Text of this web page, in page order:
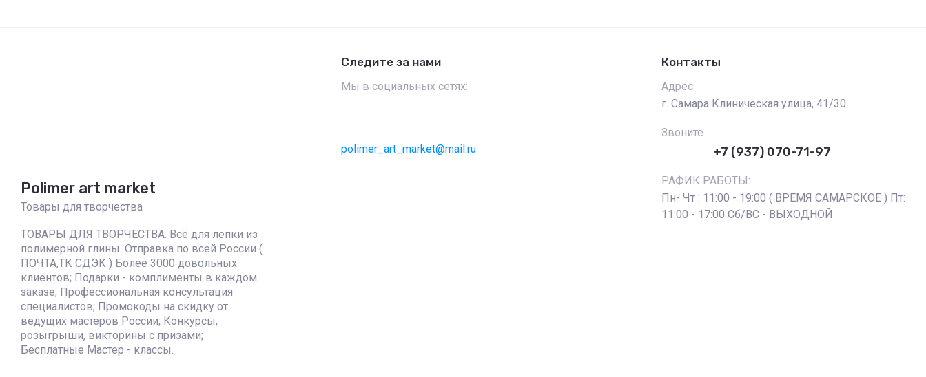
Polimer art market
Товары для творчества
ТОВАРЫ ДЛЯ ТВОРЧЕСТВА. Всё для лепки из
полимерной глины. Отправка по всей России (
ПОЧТА,ТК СДЭК ) Более 3000 довольных
клиентов; Подарки - комплименты в каждом
заказе; Профессиональная консультация
специалистов; Промокоды на скидку от
ведущих мастеров России; Конкурсы,
розыгрыши, викторины с призами;
Бесплатные Мастер - классы.
Следите за нами
Мы в социальных сетях:
polimer_art_market@mail.ru
Контакты
Адрес
г. Самара Клиническая улица, 41/30
Звоните
+7 (937) 070-71-97
РАФИК РАБОТЫ:
Пн- Чт : 11:00 - 19:00 ( ВРЕМЯ САМАРСКОЕ ) Пт:
11:00 - 17:00 Сб/ВС - ВЫХОДНОЙ